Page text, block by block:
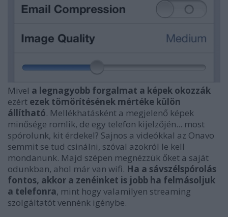
Mivel a legnagyobb forgalmat a képek okozzák
ezért ezek tömörítésének mértéke külön
állítható. Mellékhatásként a megjelenő képek
minősége romlik, de egy telefon kijelzőjén... most
spórolunk, kit érdekel? Sajnos a videókkal az Onavo
semmit se tud csinálni, szóval azokról le kell
mondanunk. Majd szépen megnézzük őket a saját
odunkban, ahol már van wifi. Ha a sávszélspórolás
fontos, akkor a zenéinket is jobb ha felmásoljuk
a telefonra, mint hogy valamilyen streaming
szolgáltatót vennénk igénybe.